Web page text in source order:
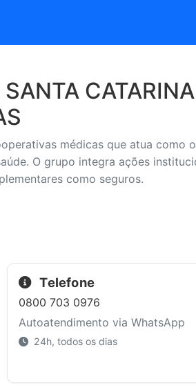
médicas que atua como
O grupo integra ações
como seguros.
Telefone
0800 703 0976
Autoatendimento via WhatsApp
24h, todos os dias